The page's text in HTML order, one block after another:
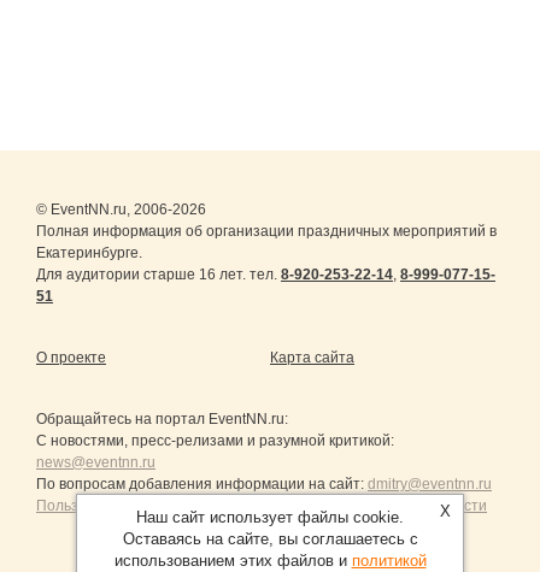
© EventNN.ru, 2006-2026
Полная информация об организации праздничных мероприятий в
Екатеринбурге.
Для аудитории старше 16 лет. тел. 8-920-253-22-14, 8-999-077-15-
51
О проекте Карта сайта
Обращайтесь на портал EventNN.ru:
С новостями, пресс-релизами и разумной критикой:
news@eventnn.ru
По вопросам добавления информации на сайт: dmitry@eventnn.ru
Пользовательское Соглашение и политика конфиденциальности
X
Наш сайт использует файлы cookie.
Оставаясь на сайте, вы соглашаетесь с
использованием этих файлов и политикой